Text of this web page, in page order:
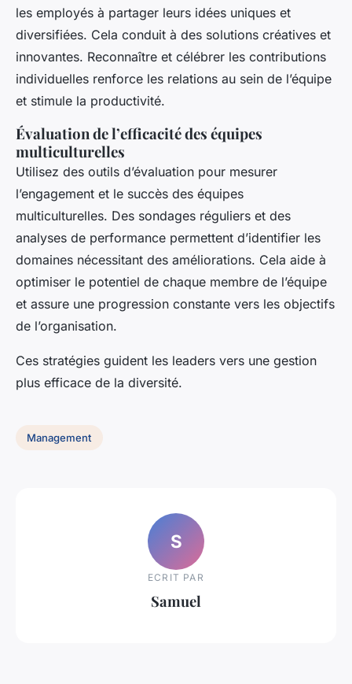
les employés à partager leurs idées uniques et
diversifiées. Cela conduit à des solutions créatives et
innovantes. Reconnaître et célébrer les contributions
individuelles renforce les relations au sein de l’équipe
et stimule la productivité.
Évaluation de l’efficacité des équipes
multiculturelles
Utilisez des outils d’évaluation pour mesurer
l’engagement et le succès des équipes
multiculturelles. Des sondages réguliers et des
analyses de performance permettent d’identifier les
domaines nécessitant des améliorations. Cela aide à
optimiser le potentiel de chaque membre de l’équipe
et assure une progression constante vers les objectifs
de l’organisation.
Ces stratégies guident les leaders vers une gestion
plus efficace de la diversité.
Management
S
ECRIT PAR
Samuel